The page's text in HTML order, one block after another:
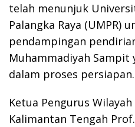
telah menunjuk
Palangka Raya (UMPR)
pendampingan
Muhammadiyah Sampit
dalam proses persiapan.
Ketua Pengurus
Kalimantan Tengah Prof.